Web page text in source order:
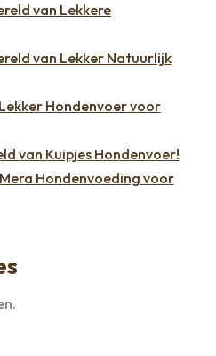
van Lekkere
van Lekker Natuurlijk
Hondenvoer voor
van Kuipjes Hondenvoer!
Hondenvoeding voor